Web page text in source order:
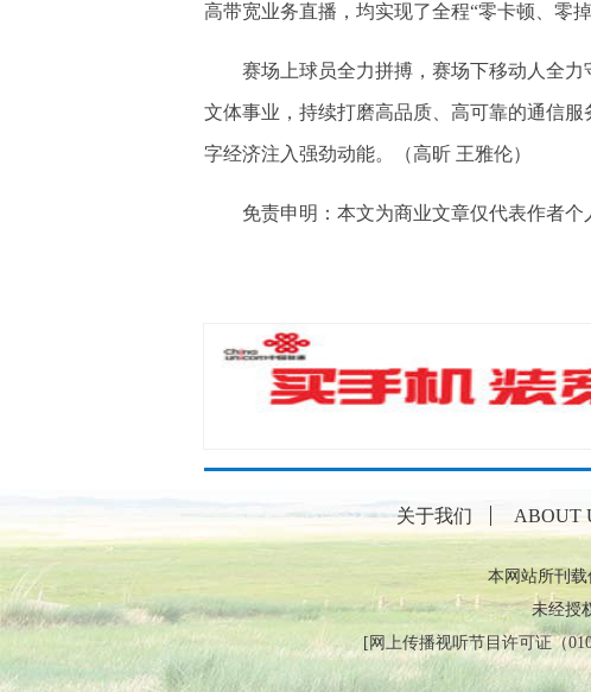
高带宽业务直播，均实现了全程“零卡顿、零掉
赛场上球员全力拼搏，赛场下移动人全力
文体事业，持续打磨高品质、高可靠的通信
字经济注入强劲动能。（高昕 王雅伦）
免责申明：本文为商业文章仅代表作者个
关于我们 ABOUT
本网站所刊载
未经授
[ 网上传播视听节目许可证（